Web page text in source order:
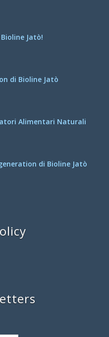
Jatò!
di Bioline Jatò
Alimentari Naturali
di Bioline Jatò